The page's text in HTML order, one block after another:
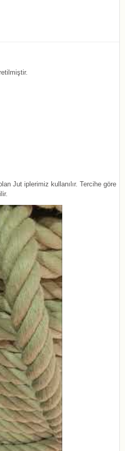
Jut iplerimiz kullanılır. Tercihe göre